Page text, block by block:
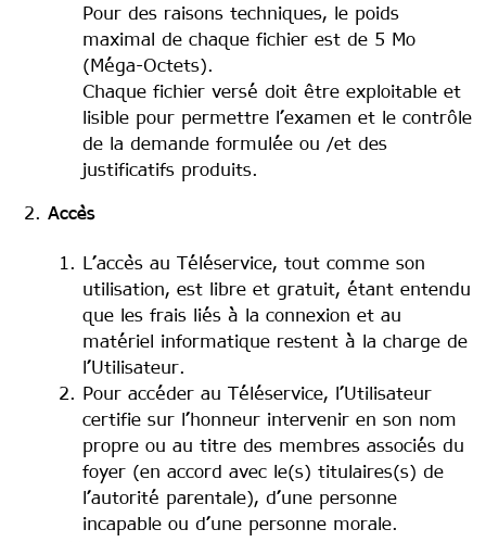
Pour des raisons techniques, le poids
maximal de chaque fichier est de 5 Mo
(Méga-Octets).
Chaque fichier versé doit être exploitable et
lisible pour permettre l’examen et le contrôle
de la demande formulée ou /et des
justificatifs produits.
Accès
L’accès au Téléservice, tout comme son
utilisation, est libre et gratuit, étant entendu
que les frais liés à la connexion et au
matériel informatique restent à la charge de
l’Utilisateur.
Pour accéder au Téléservice, l’Utilisateur
certifie sur l’honneur intervenir en son nom
propre ou au titre des membres associés du
foyer (en accord avec le(s) titulaires(s) de
l’autorité parentale), d’une personne
incapable ou d’une personne morale.